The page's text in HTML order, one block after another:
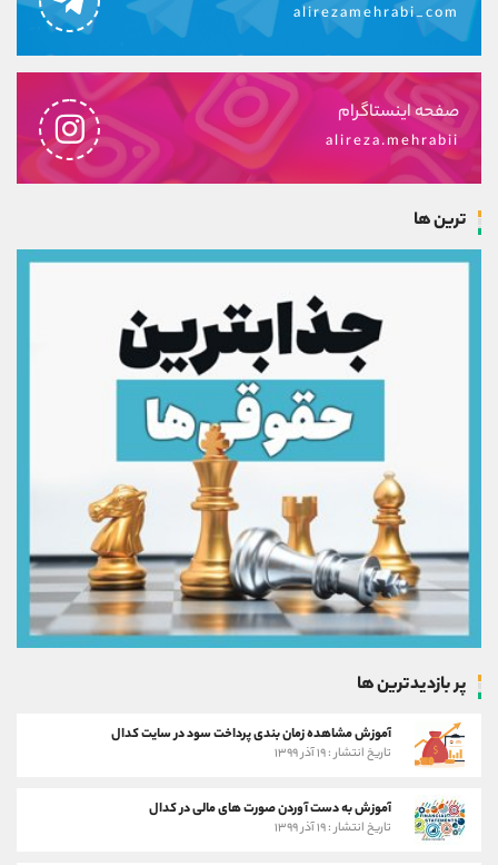
alirezamehrabi_com
صفحه اینستاگرام
alireza.mehrabii
ترین ها
پر بازدیدترین ها
آموزش مشاهده زمان بندی پرداخت سود در سایت کدال
تاریخ انتشار : ۱۹ آذر ۱۳۹۹
آموزش به دست آوردن صورت های مالی در کدال
تاریخ انتشار : ۱۹ آذر ۱۳۹۹